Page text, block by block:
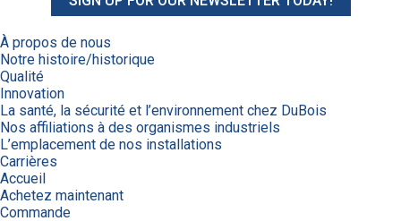
À propos de nous
Notre histoire/historique
Qualité
Innovation
La santé, la sécurité et l’environnement chez DuBois
Nos affiliations à des organismes industriels
L’emplacement de nos installations
Carrières
Accueil
Achetez maintenant
Commande